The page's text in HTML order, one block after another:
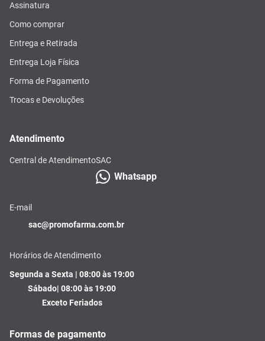
Assinatura
Como comprar
Entrega e Retirada
Entrega Loja Física
Forma de Pagamento
Trocas e Devoluções
Atendimento
Central de AtendimentoSAC
Whatsapp
E-mail
sac@promofarma.com.br
Horários de Atendimento
Segunda a Sexta | 08:00 às 19:00
Sábado| 08:00 às 19:00
Exceto Feriados
Formas de pagamento